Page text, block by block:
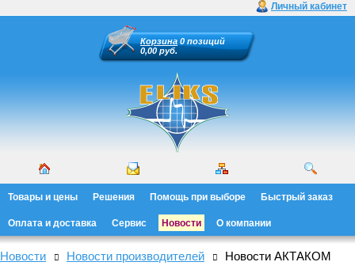
Личный кабинет
Корзина 0 позиций
0,00 руб.
Товары и цены Решения Помощь при выборе Быстрый заказ
Оплата и доставка Сервис Новости О компании
Новости Новости производителей Новости АКТАКОМ